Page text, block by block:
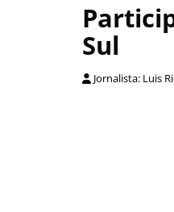
Sul
Jornalista: Luis